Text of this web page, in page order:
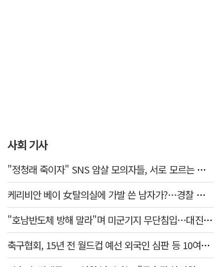
사회 기사
"정청래 죽이자" SNS 암살 모의자들, 서로 모르는 사이였다…檢송치
케리비안 베이 女탈의실에 가발 쓴 남자가?…경찰 추적 중
"호남반도체 방해 말라"며 미군기지 무단침입…대진연 회원 3명 '구속'
축구협회, 15년 전 월드컵 예선 외국인 심판 등 10여명에 '성 접대'